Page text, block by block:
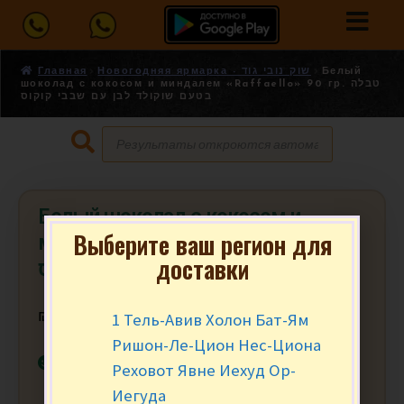
Главная Новогодняя ярмарка - שוק נובי גוד
Белый
шоколад с кокосом и миндалем «Raffaello» 90 гр. טבלה
בטעם שוקולד לבן עם שבבי קוקוס
Белый шоколад с кокосом и
миндалем «Raffaello» 90 гр. טבלה
בטעם שוקולד לבן עם שבבי קוקוס
₪ 19.90 за шт.
В наличии
Выберите ваш регион для
доставки
1 Тель-Авив Холон Бат-Ям
Ришон-Ле-Цион Нес-Циона
Реховот Явне Иехуд Ор-
Иегуда